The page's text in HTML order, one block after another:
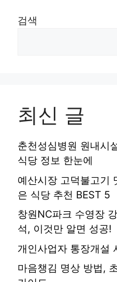
검색
최신 글
춘천성심병원 원내시
식당 정보 한눈에
예산시장 고덕불고기
은 식당 추천 BEST 5
창원NC파크 수영장
석, 이것만 알면 성공!
개인사업자 통장개설
마음챙김 명상 방법,